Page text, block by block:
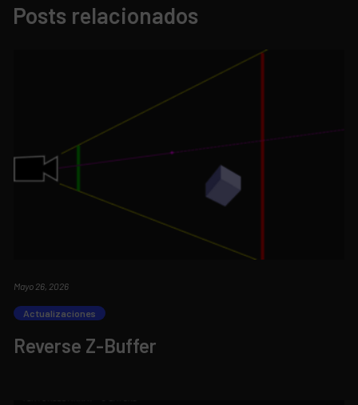
Posts relacionados
Mayo 26, 2026
Actualizaciones
Reverse Z-Buffer